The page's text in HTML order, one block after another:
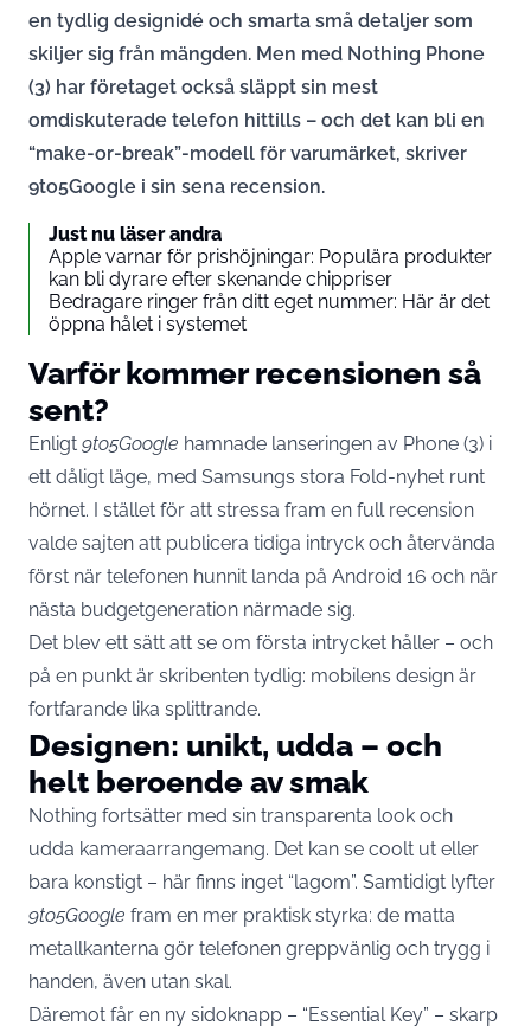
en tydlig designidé och smarta små detaljer som
skiljer sig från mängden. Men med Nothing Phone
(3) har företaget också släppt sin mest
omdiskuterade telefon hittills – och det kan bli en
“make-or-break”-modell för varumärket, skriver
9to5Google i sin sena recension.
Just nu läser andra
Apple varnar för prishöjningar: Populära produkter
kan bli dyrare efter skenande chippriser
Bedragare ringer från ditt eget nummer: Här är det
öppna hålet i systemet
Varför kommer recensionen så
sent?
Enligt 9to5Google hamnade lanseringen av Phone (3) i
ett dåligt läge, med Samsungs stora Fold-nyhet runt
hörnet. I stället för att stressa fram en full recension
valde sajten att publicera tidiga intryck och återvända
först när telefonen hunnit landa på Android 16 och när
nästa budgetgeneration närmade sig.
Det blev ett sätt att se om första intrycket håller – och
på en punkt är skribenten tydlig: mobilens design är
fortfarande lika splittrande.
Designen: unikt, udda – och
helt beroende av smak
Nothing fortsätter med sin transparenta look och
udda kameraarrangemang. Det kan se coolt ut eller
bara konstigt – här finns inget “lagom”. Samtidigt lyfter
9to5Google fram en mer praktisk styrka: de matta
metallkanterna gör telefonen greppvänlig och trygg i
handen, även utan skal.
Däremot får en ny sidoknapp – “Essential Key” – skarp